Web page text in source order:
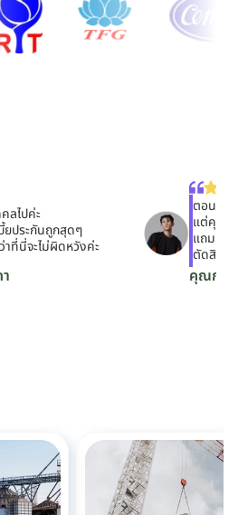
ลไปค่ะ
ยประกันถูกสุดๆ
าที่นี่จะไม่ผิดหวังค่ะ
ตอนแร
แต่คุณจู
แถมเข้า
ตัดสินใจ
คุณกฤ